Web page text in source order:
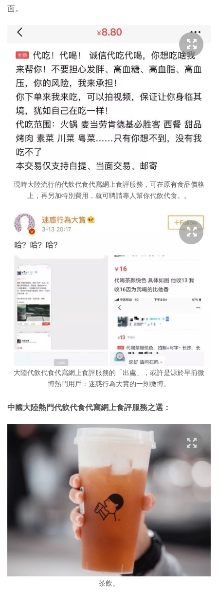
面。
現時大陸流行的代飲代食代寫網上食評服務，可在原有食品價格
上，再另加特別費用，就可聘請專人幫你代飲代食。。
大陸代飲代食代寫網上食評服務的「出處」，或許是源於早前微
博熱門用戶：迷惑行為大賞的一則微博。
中國大陸熱門代飲代食代寫網上食評服務之選：
茶飲。